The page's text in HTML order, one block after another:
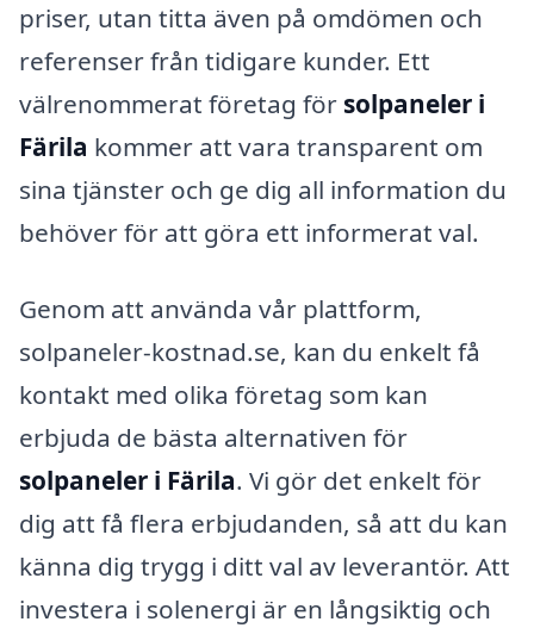
priser, utan titta även på omdömen och
referenser från tidigare kunder. Ett
välrenommerat företag för solpaneler i
Färila kommer att vara transparent om
sina tjänster och ge dig all information du
behöver för att göra ett informerat val.
Genom att använda vår plattform,
solpaneler-kostnad.se, kan du enkelt få
kontakt med olika företag som kan
erbjuda de bästa alternativen för
solpaneler i Färila. Vi gör det enkelt för
dig att få flera erbjudanden, så att du kan
känna dig trygg i ditt val av leverantör. Att
investera i solenergi är en långsiktig och